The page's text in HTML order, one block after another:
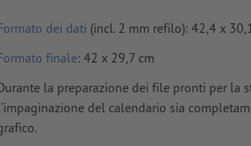
dei dati (incl. 2 mm refilo): 42,4 x
finale: 42 x 29,7 cm
la preparazione dei file pronti per la
del calendario sia